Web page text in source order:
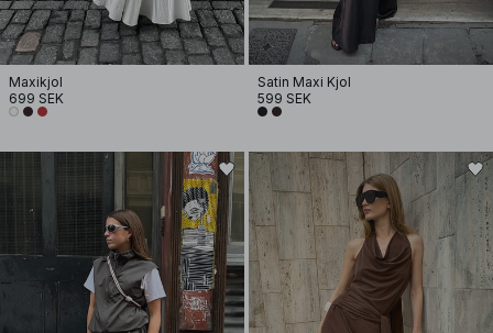
Maxikjol
699 SEK
Satin Maxi Kjol
599 SEK